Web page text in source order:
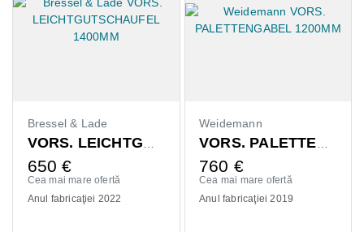
Bressel & Lade
VORS. LEICHTGUTSCHAUFEL 1400MM
650 €
Cea mai mare ofertă
Anul fabricaţiei 2022
Weidemann
VORS. PALETTENGABEL 1200MM
760 €
Cea mai mare ofertă
Anul fabricaţiei 2019